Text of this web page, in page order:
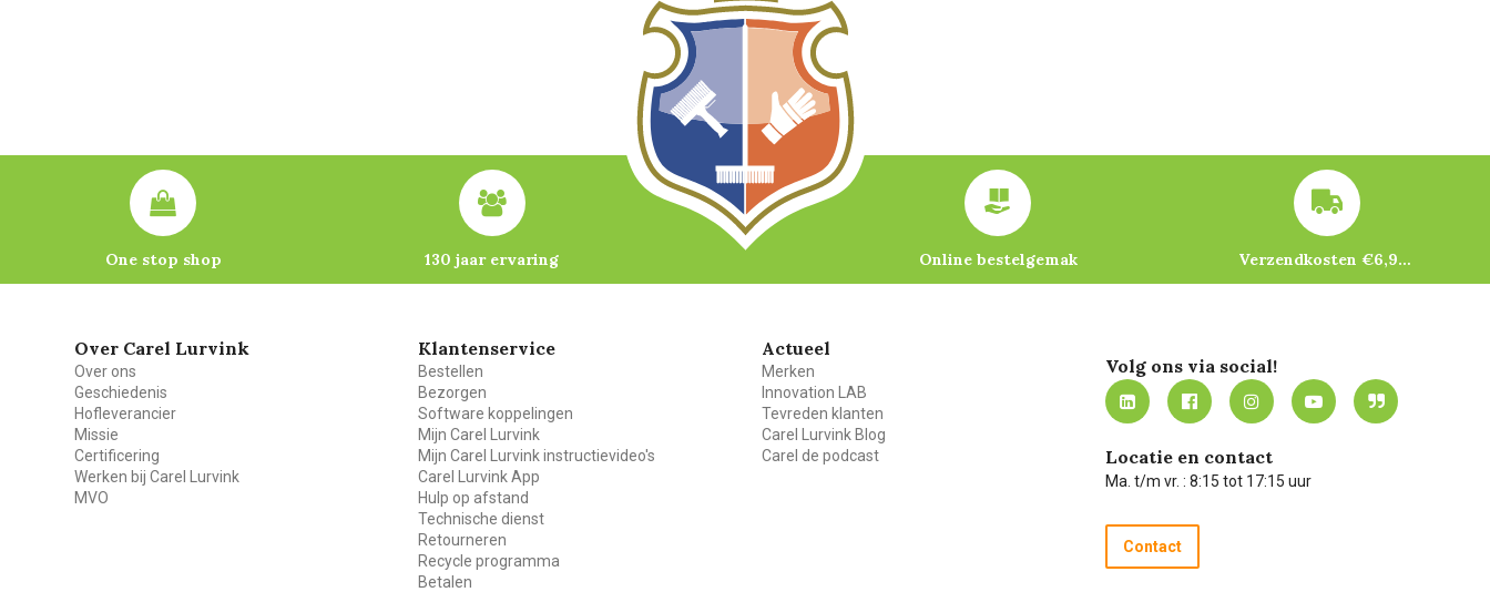
One stop shop 130 jaar ervaring Online bestelgemak Verzendkosten €6,95 – gratis bij je eerste bestelling vanaf €200
Over Carel Lurvink
Over ons
Geschiedenis
Hofleverancier
Missie
Certificering
Werken bij Carel Lurvink
MVO
Klantenservice
Bestellen
Bezorgen
Software koppelingen
Mijn Carel Lurvink
Mijn Carel Lurvink instructievideo's
Carel Lurvink App
Hulp op afstand
Technische dienst
Retourneren
Recycle programma
Betalen
Actueel
Merken
Innovation LAB
Tevreden klanten
Carel Lurvink Blog
Carel de podcast
Volg ons via social!
Locatie en contact
Ma. t/m vr. : 8:15 tot 17:15 uur
Contact